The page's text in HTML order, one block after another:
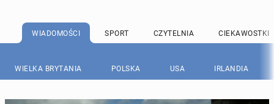
WIADOMOŚCI SPORT CZYTELNIA CIEKAWOSTKI
WIELKA BRYTANIA POLSKA USA IRLANDIA